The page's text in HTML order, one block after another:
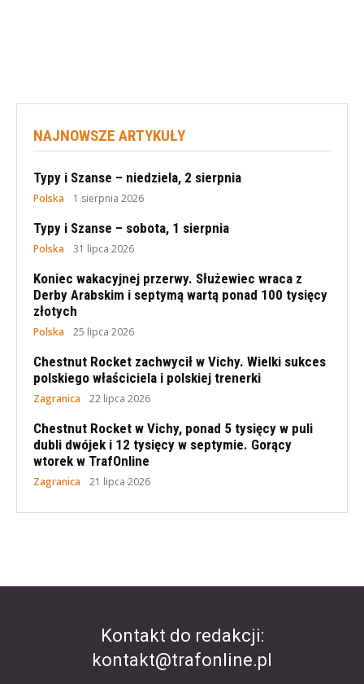
NAJNOWSZE ARTYKUŁY
Typy i Szanse – niedziela, 2 sierpnia
Polska 1 sierpnia 2026
Typy i Szanse – sobota, 1 sierpnia
Polska 31 lipca 2026
Koniec wakacyjnej przerwy. Służewiec wraca z
Derby Arabskim i septymą wartą ponad 100 tysięcy
złotych
Polska 25 lipca 2026
Chestnut Rocket zachwycił w Vichy. Wielki sukces
polskiego właściciela i polskiej trenerki
Zagranica 22 lipca 2026
Chestnut Rocket w Vichy, ponad 5 tysięcy w puli
dubli dwójek i 12 tysięcy w septymie. Gorący
wtorek w TrafOnline
Zagranica 21 lipca 2026
Kontakt do redakcji:
kontakt@trafonline.pl